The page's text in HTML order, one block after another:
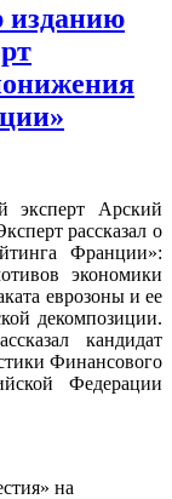
изданию
эксперт Арский
рассказал о
Франции»:
экономики
еврозоны и ее
декомпозиции.
кандидат
Финансового
Федерации
на